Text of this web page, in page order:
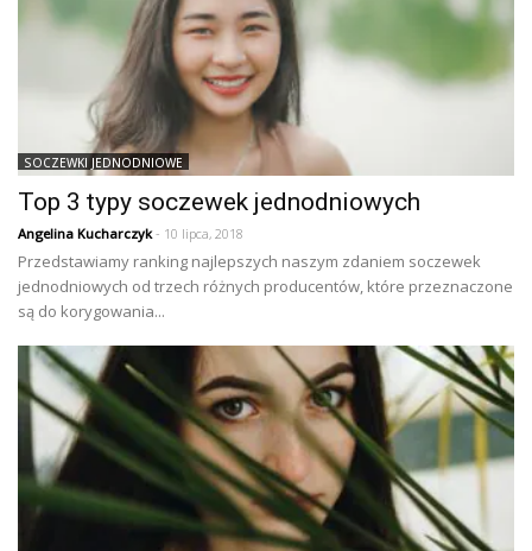
SOCZEWKI JEDNODNIOWE
Top 3 typy soczewek jednodniowych
Angelina Kucharczyk- 10 lipca, 2018
Przedstawiamy ranking najlepszych naszym zdaniem soczewek
jednodniowych od trzech różnych producentów, które przeznaczone
są do korygowania...